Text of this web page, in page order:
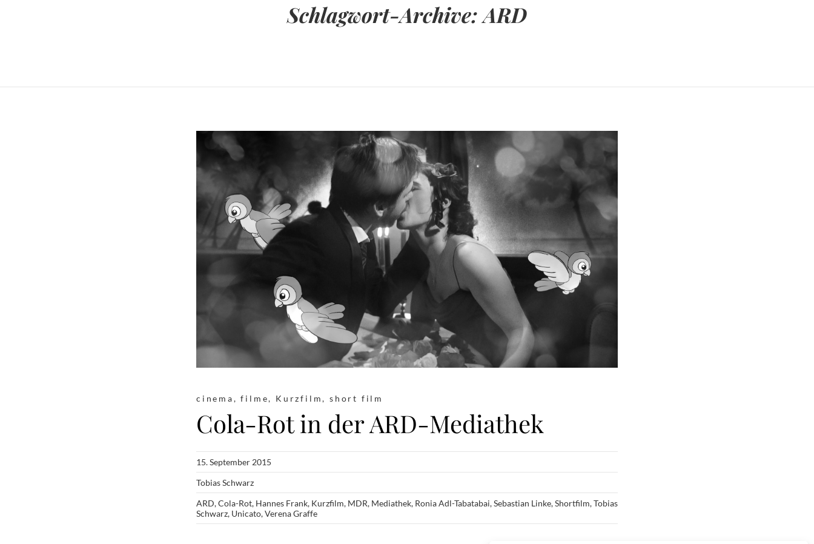
Schlagwort-Archive:ARD
cinema,filme, Kurzfilm,short film
Cola-Rot in der ARD-Mediathek
15. September 2015
Tobias Schwarz
ARD,Cola-Rot, Hannes Frank, Kurzfilm, MDR, Mediathek, Ronia Adl-Tabatabai,Sebastian Linke,Shortfilm,Tobias
Schwarz, Unicato,Verena Graffe